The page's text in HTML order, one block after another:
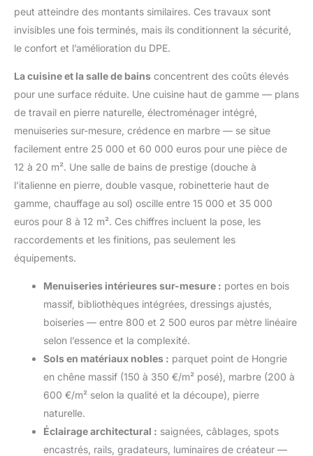
peut atteindre des montants similaires. Ces travaux sont
invisibles une fois terminés, mais ils conditionnent la sécurité,
le confort et l’amélioration du DPE.
La cuisine et la salle de bains concentrent des coûts élevés
pour une surface réduite. Une cuisine haut de gamme — plans
de travail en pierre naturelle, électroménager intégré,
menuiseries sur-mesure, crédence en marbre — se situe
facilement entre 25 000 et 60 000 euros pour une pièce de
12 à 20 m². Une salle de bains de prestige (douche à
l’italienne en pierre, double vasque, robinetterie haut de
gamme, chauffage au sol) oscille entre 15 000 et 35 000
euros pour 8 à 12 m². Ces chiffres incluent la pose, les
raccordements et les finitions, pas seulement les
équipements.
Menuiseries intérieures sur-mesure : portes en bois
massif, bibliothèques intégrées, dressings ajustés,
boiseries — entre 800 et 2 500 euros par mètre linéaire
selon l’essence et la complexité.
Sols en matériaux nobles : parquet point de Hongrie
en chêne massif (150 à 350 €/m² posé), marbre (200 à
600 €/m² selon la qualité et la découpe), pierre
naturelle.
Éclairage architectural : saignées, câblages, spots
encastrés, rails, gradateurs, luminaires de créateur —